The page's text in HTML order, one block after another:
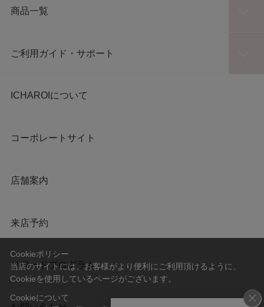
商品一覧
ご利用ガイド・サポート
ICHAROIについて
コーポレートサイト
店舗案内
来店予約
リワードプログラム
Cookieポリシー
当店のサイトには、お客様がより便利にご利用頂けるように、
Cookieを使用しているページがございます。
Cookieについて